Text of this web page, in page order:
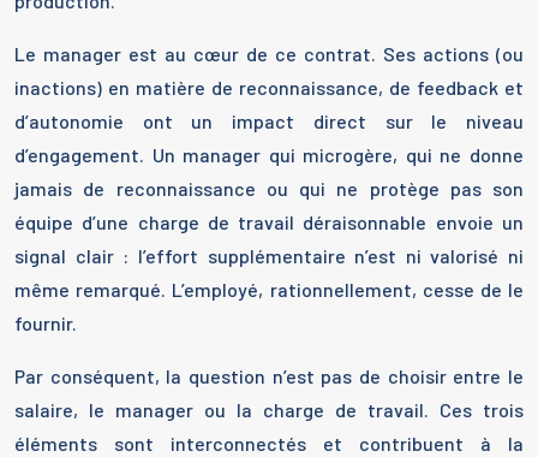
Le manager est au cœur de ce contrat. Ses actions (ou
inactions) en matière de reconnaissance, de feedback et
d’autonomie ont un impact direct sur le niveau
d’engagement. Un manager qui microgère, qui ne donne
jamais de reconnaissance ou qui ne protège pas son
équipe d’une charge de travail déraisonnable envoie un
signal clair : l’effort supplémentaire n’est ni valorisé ni
même remarqué. L’employé, rationnellement, cesse de le
fournir.
Par conséquent, la question n’est pas de choisir entre le
salaire, le manager ou la charge de travail. Ces trois
éléments sont interconnectés et contribuent à la